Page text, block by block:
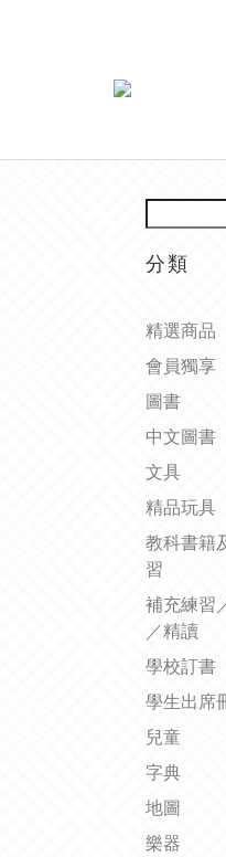
分類
精選商品
會員獨享
圖書
中文圖書
文具
精品玩具
教科書籍
習
補充練習
／精讀
學校訂書
學生出席
兒童
字典
地圖
樂器